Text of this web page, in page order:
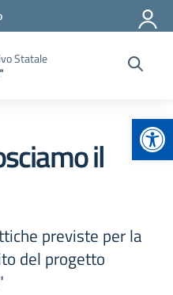
Statale
il
previste per la
del progetto